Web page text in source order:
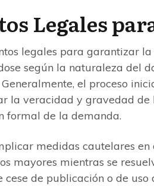
Legales
legales para garantizar
según la naturaleza del
el proceso
la veracidad y gravedad de
formal de la demanda.
medidas cautelares en
mayores mientras se
cese de publicación o de uso